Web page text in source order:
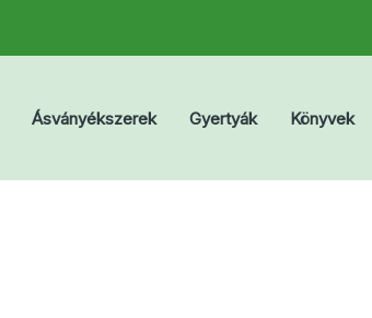
Ásványékszerek Gyertyák Könyvek